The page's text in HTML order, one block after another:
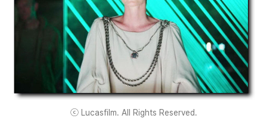
ⓒ Lucasfilm. All Rights Reserved.